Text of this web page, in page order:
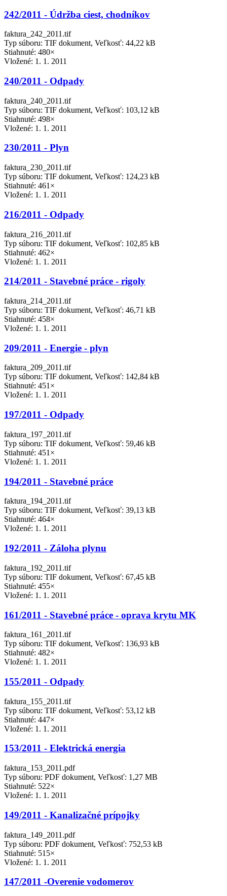
242/2011 - Údržba ciest, chodníkov
faktura_242_2011.tif
Typ súboru: TIF dokument, Veľkosť: 44,22 kB
Stiahnuté: 480×
Vložené: 1. 1. 2011
240/2011 - Odpady
faktura_240_2011.tif
Typ súboru: TIF dokument, Veľkosť: 103,12 kB
Stiahnuté: 498×
Vložené: 1. 1. 2011
230/2011 - Plyn
faktura_230_2011.tif
Typ súboru: TIF dokument, Veľkosť: 124,23 kB
Stiahnuté: 461×
Vložené: 1. 1. 2011
216/2011 - Odpady
faktura_216_2011.tif
Typ súboru: TIF dokument, Veľkosť: 102,85 kB
Stiahnuté: 462×
Vložené: 1. 1. 2011
214/2011 - Stavebné práce - rigoly
faktura_214_2011.tif
Typ súboru: TIF dokument, Veľkosť: 46,71 kB
Stiahnuté: 458×
Vložené: 1. 1. 2011
209/2011 - Energie - plyn
faktura_209_2011.tif
Typ súboru: TIF dokument, Veľkosť: 142,84 kB
Stiahnuté: 451×
Vložené: 1. 1. 2011
197/2011 - Odpady
faktura_197_2011.tif
Typ súboru: TIF dokument, Veľkosť: 59,46 kB
Stiahnuté: 451×
Vložené: 1. 1. 2011
194/2011 - Stavebné práce
faktura_194_2011.tif
Typ súboru: TIF dokument, Veľkosť: 39,13 kB
Stiahnuté: 464×
Vložené: 1. 1. 2011
192/2011 - Záloha plynu
faktura_192_2011.tif
Typ súboru: TIF dokument, Veľkosť: 67,45 kB
Stiahnuté: 455×
Vložené: 1. 1. 2011
161/2011 - Stavebné práce - oprava krytu MK
faktura_161_2011.tif
Typ súboru: TIF dokument, Veľkosť: 136,93 kB
Stiahnuté: 482×
Vložené: 1. 1. 2011
155/2011 - Odpady
faktura_155_2011.tif
Typ súboru: TIF dokument, Veľkosť: 53,12 kB
Stiahnuté: 447×
Vložené: 1. 1. 2011
153/2011 - Elektrická energia
faktura_153_2011.pdf
Typ súboru: PDF dokument, Veľkosť: 1,27 MB
Stiahnuté: 522×
Vložené: 1. 1. 2011
149/2011 - Kanalizačné prípojky
faktura_149_2011.pdf
Typ súboru: PDF dokument, Veľkosť: 752,53 kB
Stiahnuté: 515×
Vložené: 1. 1. 2011
147/2011 -Overenie vodomerov